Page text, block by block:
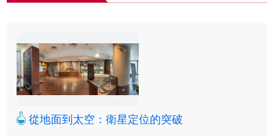
從地面到太空：衛星定位的突破